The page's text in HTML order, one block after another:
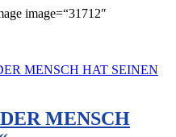
image=“31712″
MENSCH